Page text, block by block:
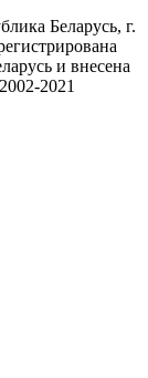
Беларусь, г.
и внесена
2021